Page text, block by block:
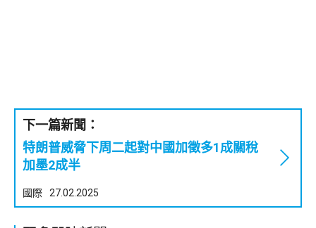
下一篇新聞：
特朗普威脅下周二起對中國加徵多1成關稅
加墨2成半
國際 27.02.2025